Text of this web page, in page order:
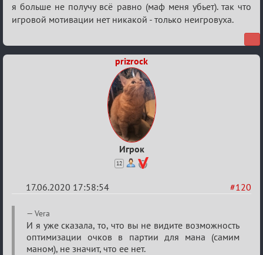
я больше не получу всё равно (маф меня убьет). так что
игровой мотивации нет никакой - только неигровуха.
prizrock
Игрок
12
#120
17.06.2020 17:58:54
Re:
Семейный
кубок
Vera
И я уже сказала, то, что вы не видите возможность
оптимизации очков в партии для мана (самим
маном), не значит, что ее нет.